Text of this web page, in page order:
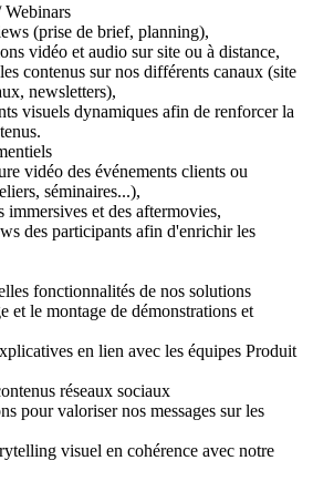
(prise de brief, planning),
vidéo et audio sur site ou à distance,
contenus sur nos différents canaux (site
newsletters),
visuels dynamiques afin de renforcer la
vidéo des événements clients ou
séminaires...),
immersives et des aftermovies,
des participants afin d'enrichir les
fonctionnalités de nos solutions
et le montage de démonstrations et
en lien avec les équipes Produit
réseaux sociaux
pour valoriser nos messages sur les
visuel en cohérence avec notre